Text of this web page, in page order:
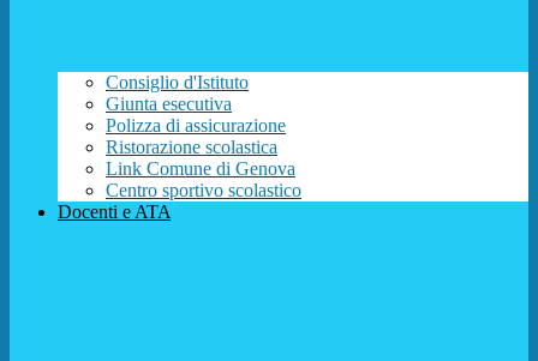
Consiglio d'Istituto
Giunta esecutiva
Polizza di assicurazione
Ristorazione scolastica
Link Comune di Genova
Centro sportivo scolastico
Docenti e ATA